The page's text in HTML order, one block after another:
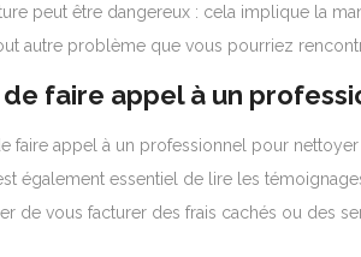
peut être dangereux : cela implique la
autre problème que vous pourriez
faire appel à un
faire appel à un professionnel pour
également essentiel de lire les
de vous facturer des frais cachés ou des